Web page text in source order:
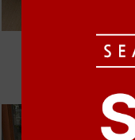
m_비휴 체크 박시셔츠